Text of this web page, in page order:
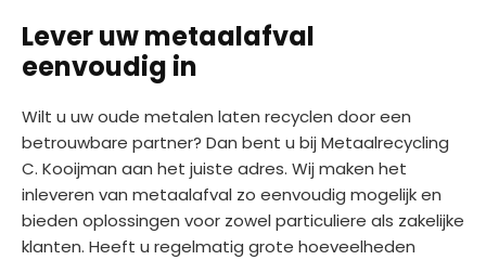
Lever uw metaalafval
eenvoudig in
Wilt u uw oude metalen laten recyclen door een
betrouwbare partner? Dan bent u bij Metaalrecycling
C. Kooijman aan het juiste adres. Wij maken het
inleveren van metaalafval zo eenvoudig mogelijk en
bieden oplossingen voor zowel particuliere als zakelijke
klanten. Heeft u regelmatig grote hoeveelheden